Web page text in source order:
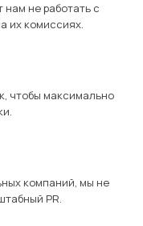
не работать с
их комиссиях.
чтобы максимально
компаний, мы не
PR.